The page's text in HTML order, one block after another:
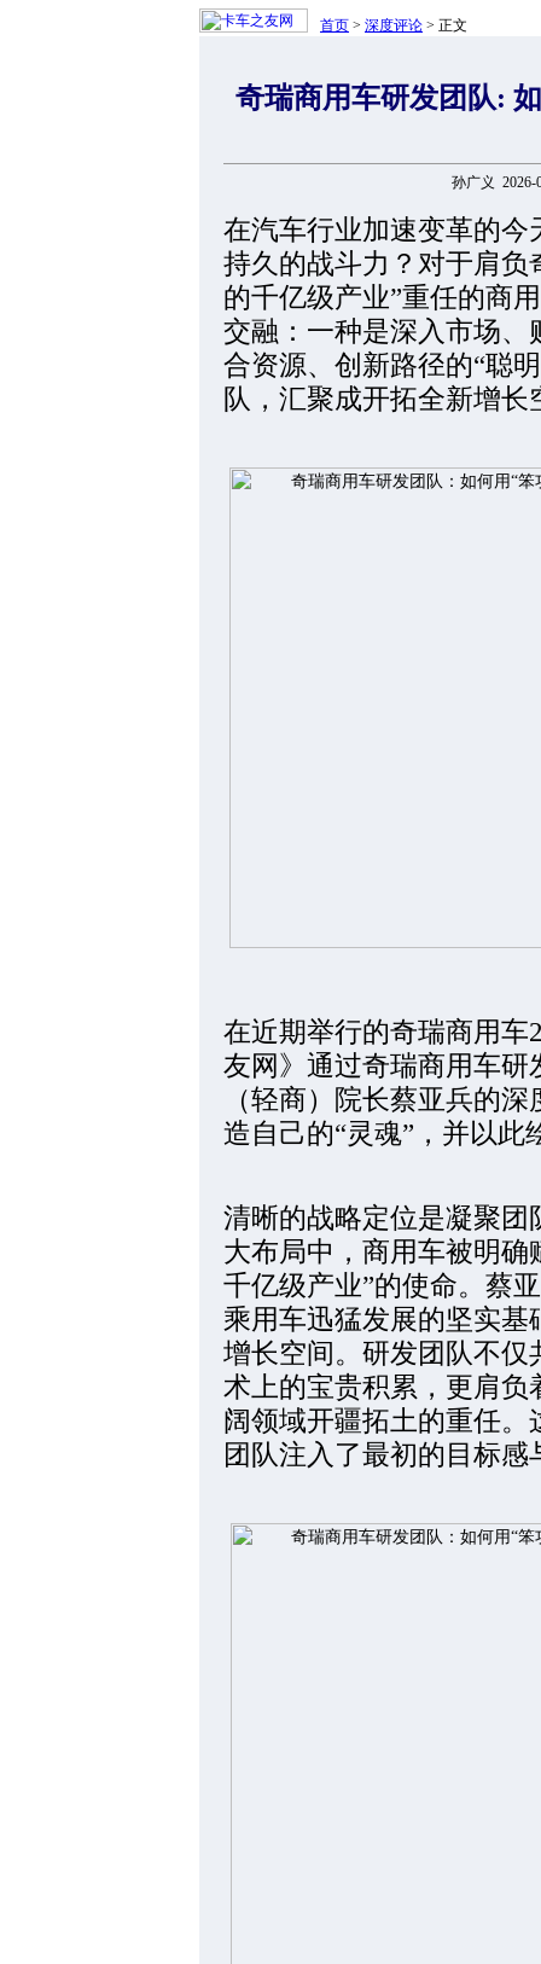
首页 > 深度评论 > 正文
奇瑞商用车研发团队:
孙广义 2026-
在汽车行业加速变革的
持久的战斗力？对于肩负
的千亿级产业”重任的商
交融：一种是深入市场、
合资源、创新路径的“聪
队，汇聚成开拓全新增长
在近期举行的奇瑞商用车
友网》通过奇瑞商用车
（轻商）院长蔡亚兵的
造自己的“灵魂”，并以此
清晰的战略定位是凝聚
大布局中，商用车被明确
千亿级产业”的使命。蔡
乘用车迅猛发展的坚实
增长空间。研发团队不
术上的宝贵积累，更肩
阔领域开疆拓土的重任
团队注入了最初的目标感